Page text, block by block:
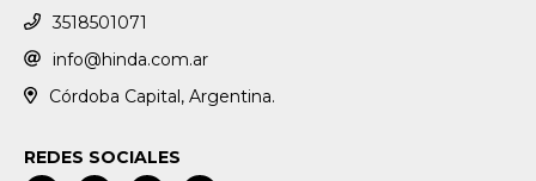
3518501071
info@hinda.com.ar
Córdoba Capital, Argentina.
REDES SOCIALES